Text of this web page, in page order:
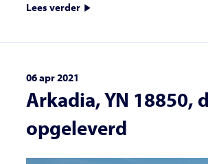
Lees verder
06 apr 2021
Arkadia, YN 18850,
opgeleverd